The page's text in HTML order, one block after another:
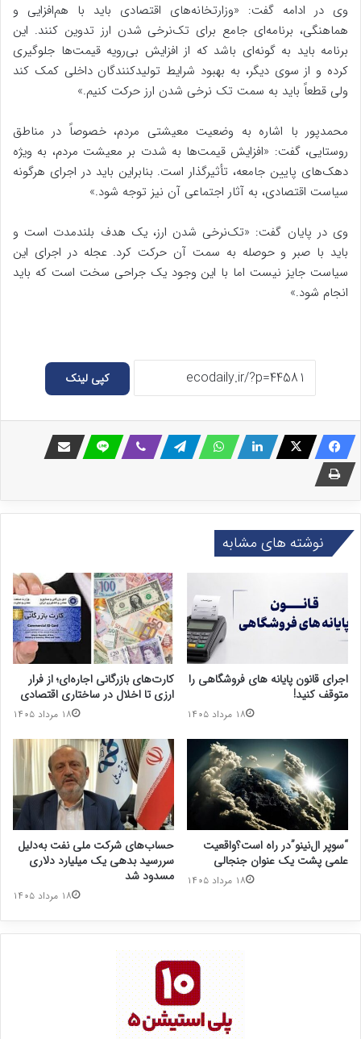
وی در ادامه گفت: «وزارتخانه‌های اقتصادی باید با هم‌افزایی و
هماهنگی، برنامه‌ای جامع برای تک‌نرخی شدن ارز تدوین کنند. این
برنامه باید به گونه‌ای باشد که از افزایش بی‌رویه قیمت‌ها جلوگیری
کرده و از سوی دیگر، به بهبود شرایط تولیدکنندگان داخلی کمک کند
ولی قطعاً باید به سمت تک نرخی شدن ارز حرکت کنیم.»
محمدپور با اشاره به وضعیت معیشتی مردم، خصوصاً در مناطق
روستایی، گفت: «افزایش قیمت‌ها به شدت بر معیشت مردم، به ویژه
دهک‌های پایین جامعه، تأثیرگذار است. بنابراین باید در اجرای هرگونه
سیاست اقتصادی، به آثار اجتماعی آن نیز توجه شود.»
وی در پایان گفت: «تک‌نرخی شدن ارز، یک هدف بلندمدت است و
باید با صبر و حوصله به سمت آن حرکت کرد. عجله در اجرای این
سیاست جایز نیست اما با این وجود یک جراحی سخت است که باید
انجام شود.»
کپی لینک
نوشته های مشابه
کارت‌های بازرگانی اجاره‌ای؛ از فرار
ارزی تا اخلال در ساختاری اقتصادی
۱۸ مرداد ۱۴۰۵
اجرای قانون پایانه های فروشگاهی را
متوقف کنید!
۱۸ مرداد ۱۴۰۵
حساب‌های شرکت ملی نفت به‌دلیل
سررسید بدهی یک میلیارد دلاری
مسدود شد
۱۸ مرداد ۱۴۰۵
“سوپر ال‌نینو”در راه است؟واقعیت
علمی پشت یک عنوان جنجالی
۱۸ مرداد ۱۴۰۵